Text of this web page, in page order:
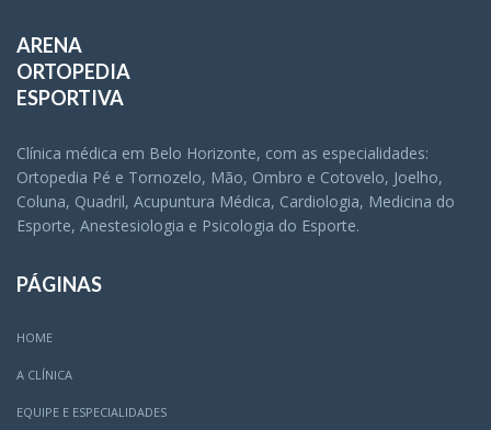
ARENA
ORTOPEDIA
ESPORTIVA
Clínica médica em Belo Horizonte, com as especialidades:
Ortopedia Pé e Tornozelo, Mão, Ombro e Cotovelo, Joelho,
Coluna, Quadril, Acupuntura Médica, Cardiologia, Medicina do
Esporte, Anestesiologia e Psicologia do Esporte.
PÁGINAS
HOME
A CLÍNICA
EQUIPE E ESPECIALIDADES